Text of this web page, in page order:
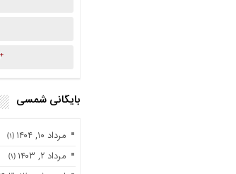
بایگانی شمسی
مرداد ۱۰, ۱۴۰۴ (۱)
مرداد ۲, ۱۴۰۳ (۱)